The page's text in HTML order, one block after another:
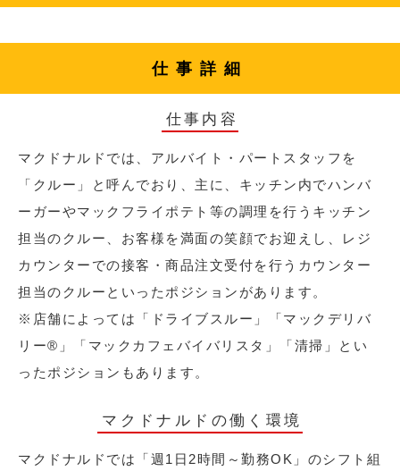
仕事詳細
仕事内容
マクドナルドでは、アルバイト・パートスタッフを
「クルー」と呼んでおり、主に、キッチン内でハンバ
ーガーやマックフライポテト等の調理を行うキッチン
担当のクルー、お客様を満面の笑顔でお迎えし、レジ
カウンターでの接客・商品注文受付を行うカウンター
担当のクルーといったポジションがあります。
※店舗によっては「ドライブスルー」「マックデリバ
リー®︎」「マックカフェバイバリスタ」「清掃」とい
ったポジションもあります。
マクドナルドの働く環境
マクドナルドでは「週1日2時間～勤務OK」のシフト組